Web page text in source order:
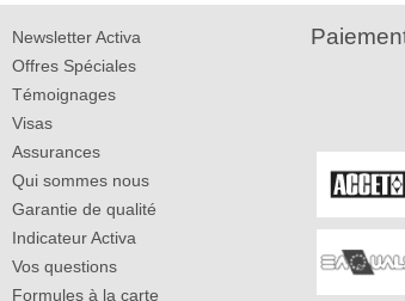
Newsletter Activa
Offres Spéciales
Témoignages
Visas
Assurances
Qui sommes nous
Garantie de qualité
Indicateur Activa
Vos questions
Formules à la carte